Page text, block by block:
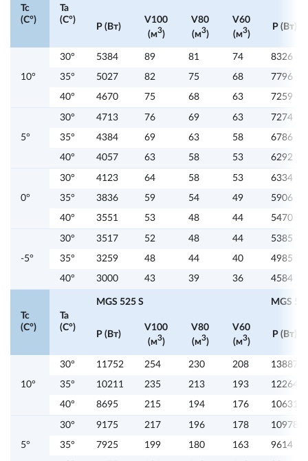
Tc
(C°)
Ta
(C°)
P (Вт)
V100
(м3)
V80
(м3)
V60
(м3)
P (Вт)
10°
30° 5384 89 81 74 8326
35° 5027 82 75 68 7796
40° 4670 75 68 63 7259
5°
30° 4713 76 69 63 7274
35° 4384 69 63 58 6786
40° 4057 63 58 53 6292
0°
30° 4123 64 58 53 6334
35° 3836 59 54 49 5906
40° 3551 53 48 44 5470
-5°
30° 3517 52 48 44 5385
35° 3259 48 44 40 4985
40° 3000 43 39 36 4584
Tc
(C°)
Ta
(C°)
MGS 525 S MGS
P (Вт)
V100
(м3)
V80
(м3)
V60
(м3)
P (Вт)
10°
30° 11752 254 230 208 13887
35° 10211 235 213 193 12264
40° 8695 215 194 176 10631
5°
30° 9175 217 196 178 10978
35° 7925 199 180 163 9614